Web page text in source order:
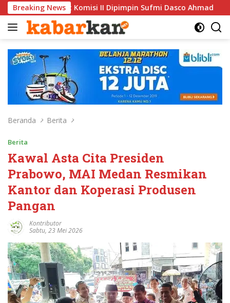
Langsung
ke
konten
Breaking News
II Dipimpin Sufmi Dasco Ahmad Jalin Silaturahmi,
Beranda Berita
Berita
Kawal Asta Cita Presiden
Prabowo, MAI Medan Resmikan
Kantor dan Koperasi Produsen
Pangan
Kontributor
Sabtu, 23 Mei 2026